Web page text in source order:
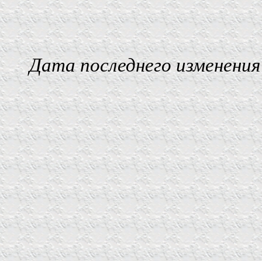
Дата последнего